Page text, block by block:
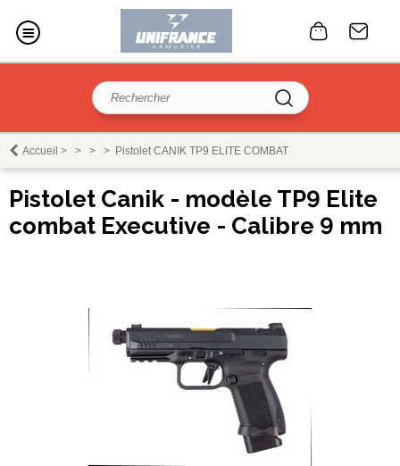
Accueil > > > > Pistolet CANIK TP9 ELITE COMBAT
Pistolet Canik - modèle TP9 Elite
combat Executive - Calibre 9 mm